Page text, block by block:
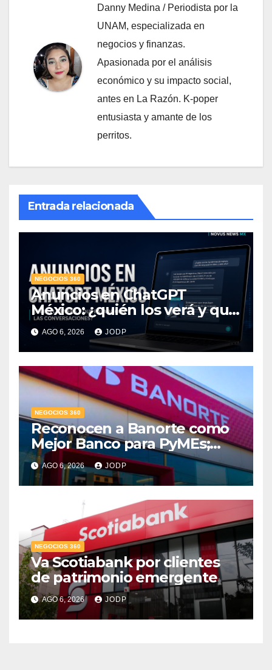
Danny Medina / Periodista por la
UNAM, especializada en
negocios y finanzas.
Apasionada por el análisis
económico y su impacto social,
antes en La Razón. K-poper
entusiasta y amante de los
perritos.
Entrada relacionada
NEGOCIOS 360
Anuncios en ChatGPT
México: ¿quién los verá y qué
pasará con las
conversaciones?
AGO 6, 2026 JODP
NEGOCIOS 360
Reconocen a Banorte como
Mejor Banco para PyMEs;
supera 14% del mercado
crediticio
AGO 6, 2026 JODP
NEGOCIOS 360
Va Scotiabank por clientes
de patrimonio emergente
AGO 6, 2026 JODP